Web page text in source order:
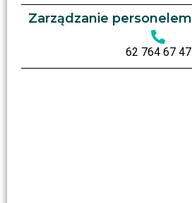
Zarządzanie personelem
62 764 67 47